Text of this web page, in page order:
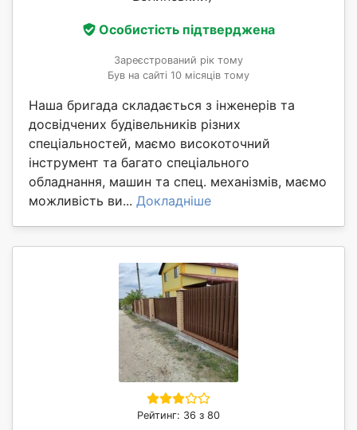
Особистість підтверджена
Зареєстрований рік тому
Був на сайті 10 місяців тому
Наша бригада складається з інженерів та
досвідчених будівельників різних
спеціальностей, маємо високоточний
інструмент та багато спеціального
обладнання, машин та спец. механізмів, маємо
можливість ви... Докладніше
Рейтинг: 36 з 80